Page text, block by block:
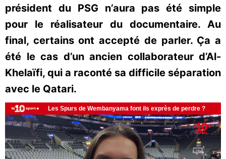
président du PSG n’aura pas été simple
pour le réalisateur du documentaire. Au
final, certains ont accepté de parler. Ça a
été le cas d’un ancien collaborateur d’Al-
Khelaïfi, qui a raconté sa difficile séparation
avec le Qatari.